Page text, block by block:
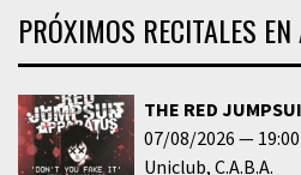
PRÓXIMOS RECITALES
THE RED
07/08/2026
19:00
Uniclub C.A.B.A.